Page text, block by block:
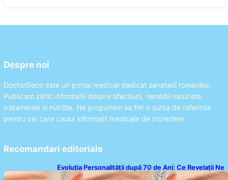
Despre noi
DoctorDeco este un portal medical dedicat sanatatii romanilor.
Publicam zilnic informatii despre afectiuni, remedii naturiste,
tratamente si nutritie. Ne propunem sa fim o sursa de referinta
pentru cei care cauta informatii medicale de incredere.
Recomandari editoriale
Evoluția Personalității după 70 de Ani: Ce Revelații Ne
Oferă Studiile Psihologice